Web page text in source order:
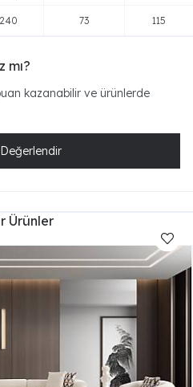
240 73 115
mı?
kazanabilir ve ürünlerde
Ürünler